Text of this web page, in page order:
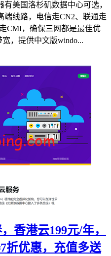
美国洛杉矶数据中心可选，
端线路，电信走CN2、联通走
CMI，确保三网都是最佳优
，提供中文版windo...
香港云199元/年，
折优惠，充值多送